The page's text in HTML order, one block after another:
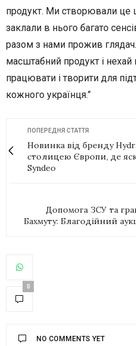
продукт. Ми створювали
заклали в нього багато
разом з нами прожив
масштабний продукт і
працювати і творити для
кожного українця.”
ПОПЕРЕДНЯ СТАТТЯ
Новинка від бренду
столицею Європи, де
Syndeo
Допомога ЗСУ та
Бахмуту: Благодійний
0
NO COMMENTS YET